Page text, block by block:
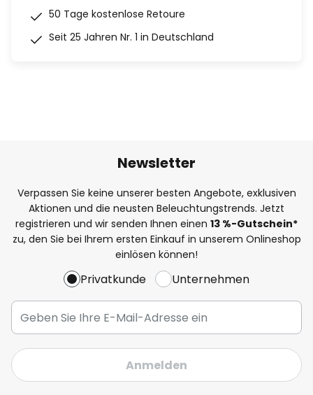
50 Tage kostenlose Retoure
Seit 25 Jahren Nr. 1 in Deutschland
Newsletter
Verpassen Sie keine unserer besten Angebote, exklusiven
Aktionen und die neusten Beleuchtungstrends. Jetzt
registrieren und wir senden Ihnen einen 13 %-Gutschein*
zu, den Sie bei Ihrem ersten Einkauf in unserem Onlineshop
einlösen können!
Privatkunde Unternehmen
Anmelden